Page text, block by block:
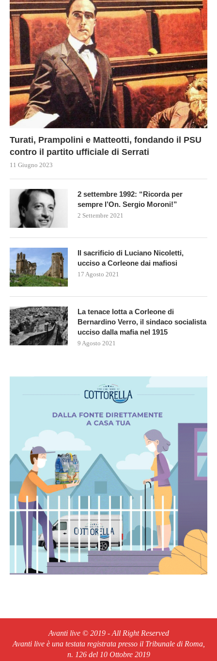
Turati, Prampolini e Matteotti, fondando il PSU
contro il partito ufficiale di Serrati
11 Giugno 2023
2 settembre 1992: “Ricorda per
sempre l’On. Sergio Moroni!”
2 Settembre 2021
Il sacrificio di Luciano Nicoletti,
ucciso a Corleone dai mafiosi
17 Agosto 2021
La tenace lotta a Corleone di
Bernardino Verro, il sindaco socialista
ucciso dalla mafia nel 1915
9 Agosto 2021
Avanti live © 2019 - All Right Reserved
Avanti live è una testata registrata presso il Tribunale di Roma,
n. 126 del 10 Ottobre 2019